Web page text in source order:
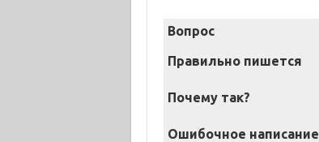
Вопрос
Правильно пишется
Почему так?
Ошибочное написание